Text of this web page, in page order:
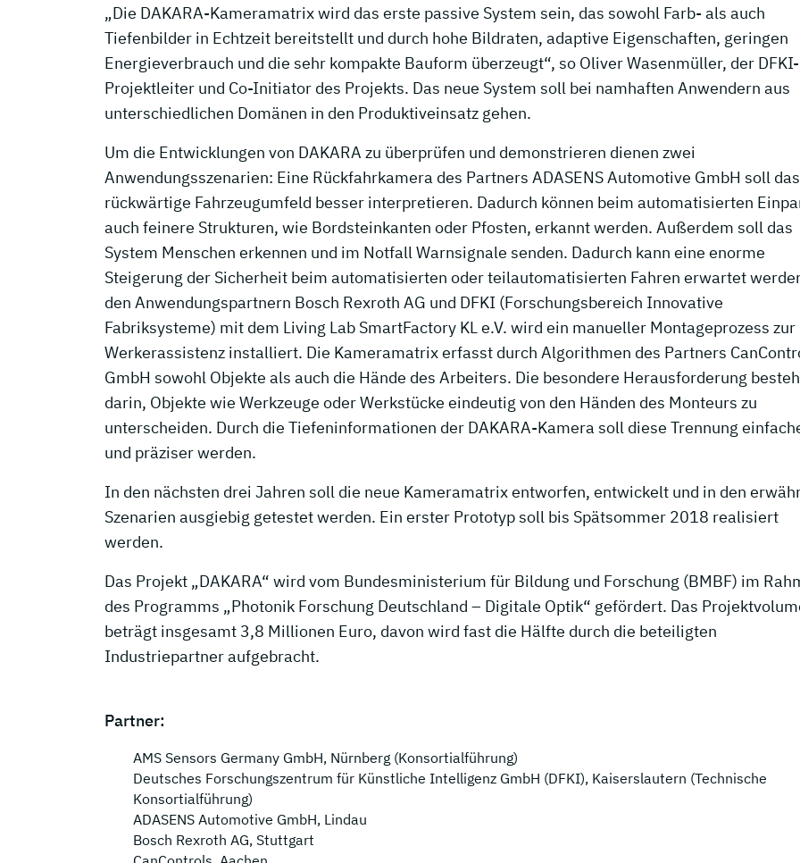
„Die DAKARA-Kameramatrix wird das erste passive System sein, das sowohl Farb- als auch
Tiefenbilder in Echtzeit bereitstellt und durch hohe Bildraten, adaptive Eigenschaften, geringen
Energieverbrauch und die sehr kompakte Bauform überzeugt“, so Oliver Wasenmüller, der DFKI-
Projektleiter und Co-Initiator des Projekts. Das neue System soll bei namhaften Anwendern aus
unterschiedlichen Domänen in den Produktiveinsatz gehen.
Um die Entwicklungen von DAKARA zu überprüfen und demonstrieren dienen zwei
Anwendungsszenarien: Eine Rückfahrkamera des Partners ADASENS Automotive GmbH soll das
rückwärtige Fahrzeugumfeld besser interpretieren. Dadurch können beim automatisierten
auch feinere Strukturen, wie Bordsteinkanten oder Pfosten, erkannt werden. Außerdem soll das
System Menschen erkennen und im Notfall Warnsignale senden. Dadurch kann eine enorme
Steigerung der Sicherheit beim automatisierten oder teilautomatisierten Fahren erwartet
den Anwendungspartnern Bosch Rexroth AG und DFKI (Forschungsbereich Innovative
Fabriksysteme) mit dem Living Lab SmartFactory KL e.V. wird ein manueller Montageprozess zur
Werkerassistenz installiert. Die Kameramatrix erfasst durch Algorithmen des Partners
GmbH sowohl Objekte als auch die Hände des Arbeiters. Die besondere Herausforderung
darin, Objekte wie Werkzeuge oder Werkstücke eindeutig von den Händen des Monteurs zu
unterscheiden. Durch die Tiefeninformationen der DAKARA-Kamera soll diese Trennung
und präziser werden.
In den nächsten drei Jahren soll die neue Kameramatrix entworfen, entwickelt und in den
Szenarien ausgiebig getestet werden. Ein erster Prototyp soll bis Spätsommer 2018 realisiert
werden.
Das Projekt „DAKARA“ wird vom Bundesministerium für Bildung und Forschung (BMBF) im
des Programms „Photonik Forschung Deutschland – Digitale Optik“ gefördert. Das
beträgt insgesamt 3,8 Millionen Euro, davon wird fast die Hälfte durch die beteiligten
Industriepartner aufgebracht.
Partner:
AMS Sensors Germany GmbH, Nürnberg (Konsortialführung)
Deutsches Forschungszentrum für Künstliche Intelligenz GmbH (DFKI), Kaiserslautern (Technische
Konsortialführung)
ADASENS Automotive GmbH, Lindau
Bosch Rexroth AG, Stuttgart